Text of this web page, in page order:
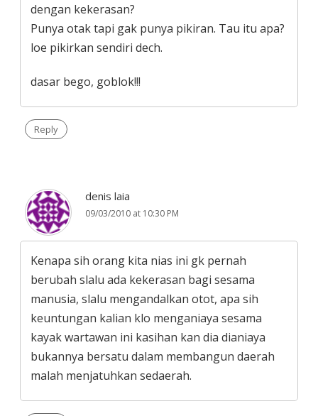
dengan kekerasan?
Punya otak tapi gak punya pikiran. Tau itu apa?
loe pikirkan sendiri dech.
dasar bego, goblok!!!
Reply
denis laia
09/03/2010 at 10:30 PM
Kenapa sih orang kita nias ini gk pernah
berubah slalu ada kekerasan bagi sesama
manusia, slalu mengandalkan otot, apa sih
keuntungan kalian klo menganiaya sesama
kayak wartawan ini kasihan kan dia dianiaya
bukannya bersatu dalam membangun daerah
malah menjatuhkan sedaerah.